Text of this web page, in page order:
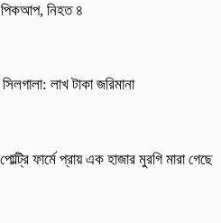
পিকআপ, নিহত ৪
লাখ টাকা জরিমানা
ফার্মে প্রায় এক হাজার মুরগি মারা গেছে